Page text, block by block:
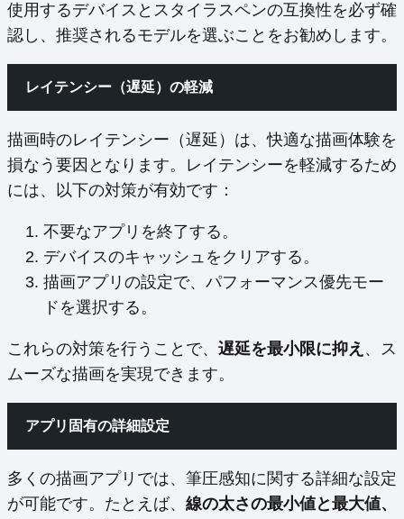
使用するデバイスとスタイラスペンの互換性を必ず確
認し、推奨されるモデルを選ぶことをお勧めします。
レイテンシー（遅延）の軽減
描画時のレイテンシー（遅延）は、快適な描画体験を
損なう要因となります。レイテンシーを軽減するため
には、以下の対策が有効です：
不要なアプリを終了する。
デバイスのキャッシュをクリアする。
描画アプリの設定で、パフォーマンス優先モー
ドを選択する。
これらの対策を行うことで、 遅延を最小限に抑え 、ス
ムーズな描画を実現できます。
アプリ固有の詳細設定
多くの描画アプリでは、筆圧感知に関する詳細な設定
が可能です。たとえば、 線の太さの最小値と最大値、